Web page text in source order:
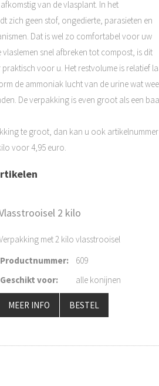
van de vlasplant. In het
zich geen stof, ongedierte, parasieten en
Dat is wel zo comfortabel voor uw
snel afbreken tot compost, is dit
voor u. Het restvolume is relatief
de ammoniak lucht van de urine wat
De verpakking is even groot als een
te groot, dan kan u ook
voor 4,95 euro.
2 kilo
met 2 kilo vlasstrooisel
Productnummer:
609
Geschikt voor: alle konijnen
MEER INFO BESTEL